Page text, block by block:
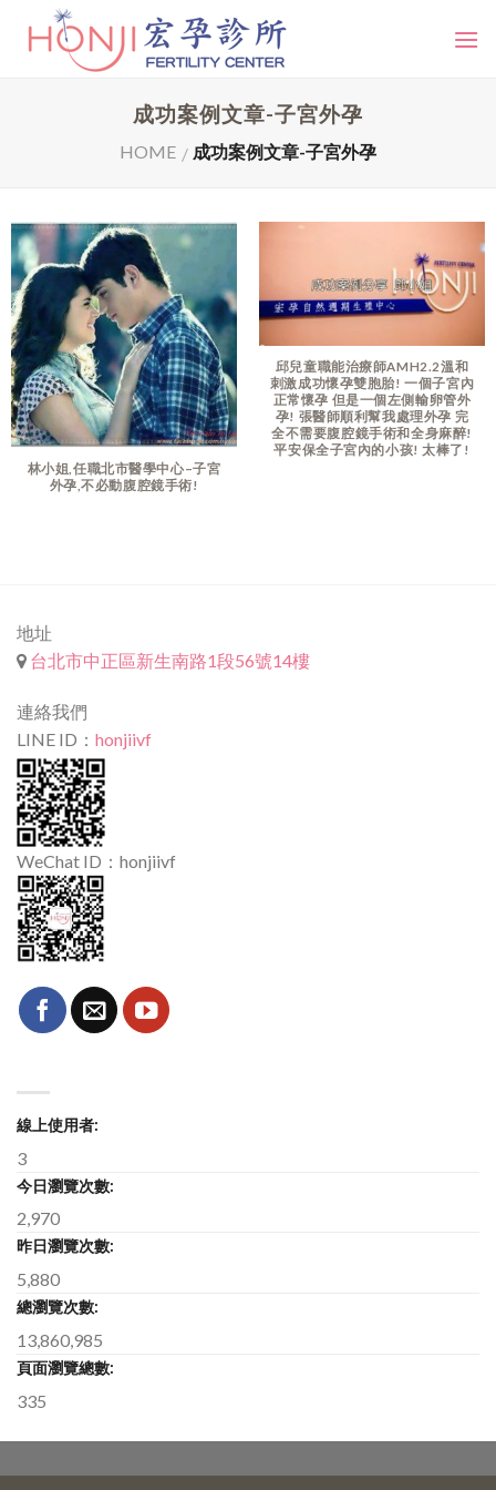
成功案例文章-子宮外孕
HOME / 成功案例文章-子宮外孕
林小姐,任職北市醫學中心–子宮
外孕,不必動腹腔鏡手術!
邱兒童職能治療師AMH2.2溫和
刺激成功懷孕雙胞胎! 一個子宮內
正常懷孕 但是一個左側輸卵管外
孕! 張醫師順利幫我處理外孕 完
全不需要腹腔鏡手術和全身麻醉!
平安保全子宮內的小孩! 太棒了!
地址
台北市中正區新生南路1段56號14樓
連絡我們
LINE ID： honjiivf
WeChat ID：honjiivf
線上使用者:
3
今日瀏覽次數:
2,970
昨日瀏覽次數:
5,880
總瀏覽次數:
13,860,985
頁面瀏覽總數:
335